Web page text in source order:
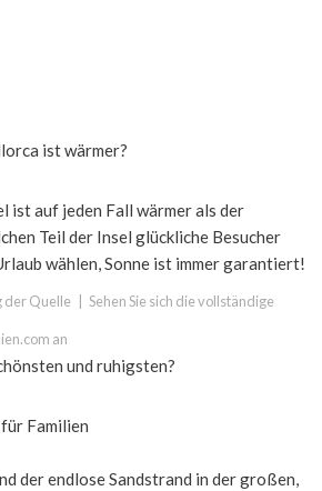
ist wärmer?
ist auf jeden Fall wärmer als der
Teil der Insel glückliche Besucher
wählen, Sonne ist immer garantiert!
der Quelle Sehen Sie sich die vollständige
an
und ruhigsten?
Familien
der endlose Sandstrand in der großen,